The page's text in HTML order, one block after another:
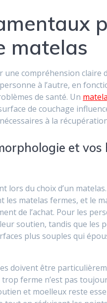
matelas
compréhension claire
à l’autre, en
de santé. Un
de couchage
à la
et vos
du choix d’un
les matelas fermes, et le
de l’achat. Pour les
soutien, tandis que les
plus souples qui
doivent être
ferme n’est pas
et moelleux reste